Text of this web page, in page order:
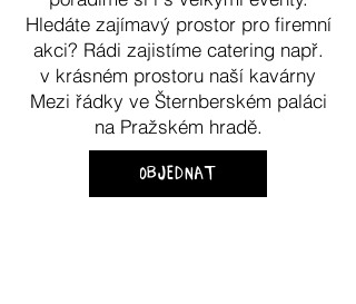
Hledáte zajímavý prostor pro firemní
akci? Rádi zajistíme catering např.
v krásném prostoru naší kavárny
Mezi řádky ve Šternberském paláci
na Pražském hradě.
objednat